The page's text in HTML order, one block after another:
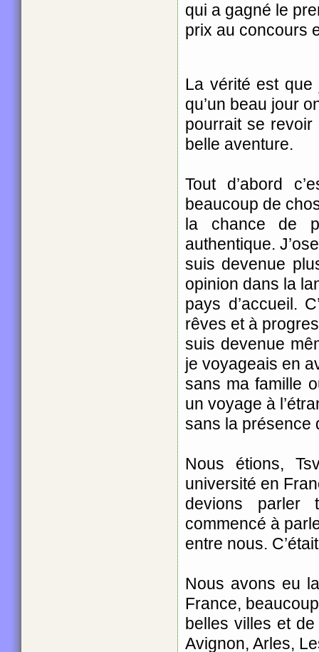
qui a gagné le
prix au concours
La vérité est que
qu’un beau jour
pourrait se
belle aventure.
Tout d’abord
beaucoup de
la chance de
authentique.
suis devenue
opinion dans la
pays d’accueil.
rêves et à
suis devenue
je voyageais en
sans ma famille
un voyage à
sans la présence
Nous étions,
université en
devions parler
commencé à
entre nous.
Nous avons eu
France,
belles villes et
Avignon, Arles,